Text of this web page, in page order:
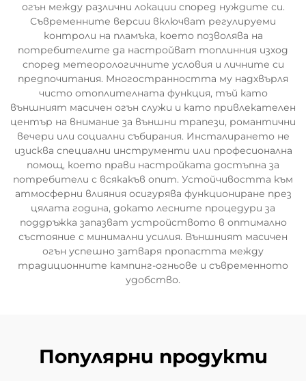
огън между различни локации според нуждите си.
Съвременните версии включват регулируеми
контроли на пламъка, което позволява на
потребителите да настройват топлинния изход
според метеорологичните условия и личните си
предпочитания. Многостранността му надхвърля
чисто отоплителната функция, тъй като
външният масичен огън служи и като привлекателен
център на внимание за външни трапези, романтични
вечери или социални събирания. Инсталирането не
изисква специални инструменти или професионална
помощ, което прави настройката достъпна за
потребители с всякакъв опит. Устойчивостта към
атмосферни влияния осигурява функциониране през
цялата година, докато лесните процедури за
поддръжка запазват устройството в оптимално
състояние с минимални усилия. Външният масичен
огън успешно затваря пропастта между
традиционните кампинг-огньове и съвременното
удобство.
Популярни продукти